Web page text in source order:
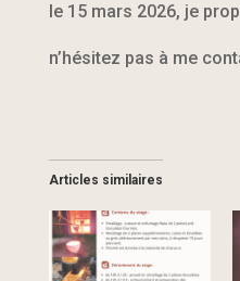
le 15 mars 2026, je
n’hésitez pas à me
Articles similaires